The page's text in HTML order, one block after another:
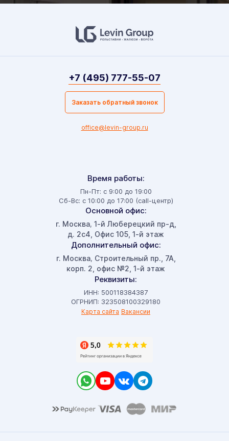
Время работы:
Пн-Пт: с 9:00 до 19:00
Сб-Вс: с 10:00 до 17:00 (call-центр)
Основной офис:
г. Москва, 1-й Люберецкий пр-д,
д. 2с4, Офис 105, 1-й этаж
Дополнительный офис:
г. Москва, Строительный пр., 7А,
корп. 2, офис №2, 1-й этаж
Реквизиты:
ИНН: 500118384387
ОГРНИП: 323508100329180
Карта сайта Вакансии
+7 (495) 777-55-07
Заказать обратный звонок
office@levin-group.ru